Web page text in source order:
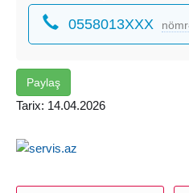
0558013XXX
Paylaş
Tarix: 14.04.2026